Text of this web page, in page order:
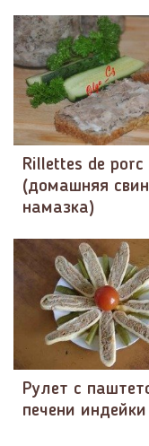
Rillettes de porc
(домашняя
намазка)
Рулет с
печени индейки